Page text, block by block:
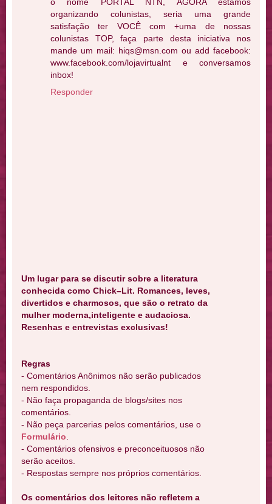
organizando colunistas, seria uma grande
satisfação ter VOCÊ com +uma de nossas
colunistas TOP, faça parte desta iniciativa nos
mande um mail: hiqs@msn.com ou add facebook:
www.facebook.com/lojavirtualnt e conversamos
inbox!
Responder
Um lugar para se discutir sobre a literatura
conhecida como Chick–Lit. Romances, leves,
divertidos e charmosos, que são o retrato da
mulher moderna,inteligente e audaciosa.
Resenhas e entrevistas exclusivas!
Regras
- Comentários Anônimos não serão publicados
nem respondidos.
- Não faça propaganda de blogs/sites nos
comentários.
- Não peça parcerias pelos comentários, use o
Formulário.
- Comentários ofensivos e preconceituosos não
serão aceitos.
- Respostas sempre nos próprios comentários.
Os comentários dos leitores não refletem a